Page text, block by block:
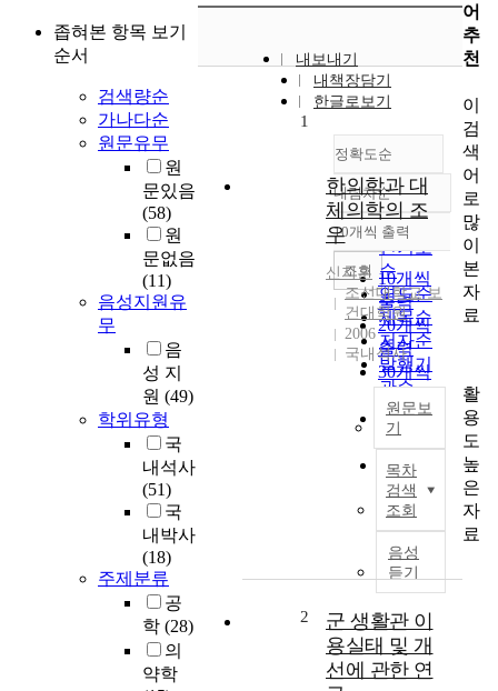
좁혀본 항목 보기
순서
검색량순
가나다순
원문유무
원
문있음
(58)
원
문없음
(11)
음성지원유
무
음
성 지
원 (49)
학위유형
국
내석사
(51)
국
내박사
(18)
주제분류
공
학 (28)
의
약학
내보내기
내책장담기
한글로보기
정확도순
정확도
순
인기도
순
연도순
제목순
저자순
발행기
관순
내림차순
내림차순
10개씩 출력
10개씩
출력
20개씩
출력
30개씩
50개씩
100개씩
출력
조회
1
한의학과 대
체의학의 조
우
신지훈
조선대학교 보
건대학원
2006
국내석사
원문보
기
목차
검색
조회
음성
듣기
2
군 생활관 이
용실태 및 개
선에 관한 연
어
추
천
이
검
색
어
로
많
이
본
자
료
활
용
도
높
은
자
료